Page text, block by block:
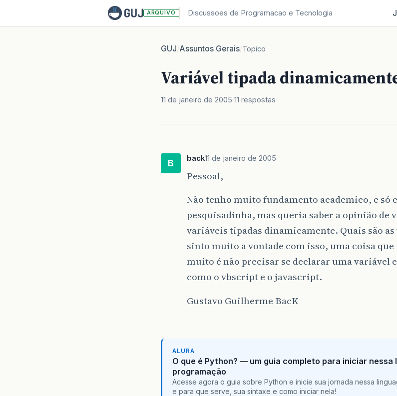
ARQUIVO Discussoes de Programacao e Tecnologia
GUJ/Assuntos Gerais/Topico
Variável tipada
11 de janeiro de 2005 11 respostas
B back11 de janeiro de 2005
Pessoal,
Não tenho muito fundamento academico, e só
pesquisadinha, mas queria saber a opinião de
variáveis tipadas dinamicamente. Quais são as
sinto muito a vontade com isso, uma coisa
muito é não precisar se declarar uma variável
como o vbscript e o javascript.
Gustavo Guilherme BacK
ALURA
O que é Python? — um guia completo para iniciar nessa
programação
Acesse agora o guia sobre Python e inicie sua jornada nessa
e para que serve, sua sintaxe e como iniciar nela!